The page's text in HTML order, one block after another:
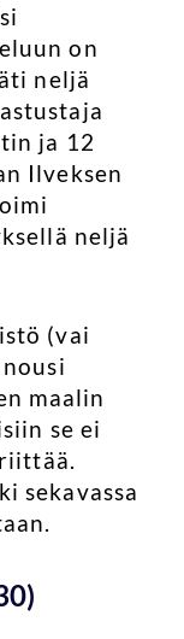
on
neljä
ja 12
Ilveksen
neljä
(vai
maalin
se ei
sekavassa